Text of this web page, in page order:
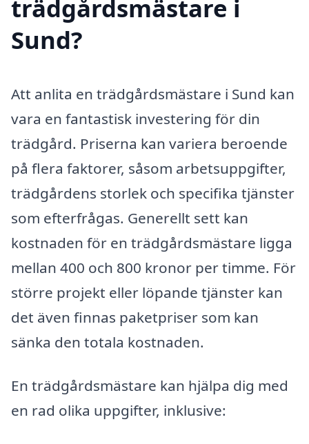
trädgårdsmästare i
Sund?
Att anlita en trädgårdsmästare i Sund kan
vara en fantastisk investering för din
trädgård. Priserna kan variera beroende
på flera faktorer, såsom arbetsuppgifter,
trädgårdens storlek och specifika tjänster
som efterfrågas. Generellt sett kan
kostnaden för en trädgårdsmästare ligga
mellan 400 och 800 kronor per timme. För
större projekt eller löpande tjänster kan
det även finnas paketpriser som kan
sänka den totala kostnaden.
En trädgårdsmästare kan hjälpa dig med
en rad olika uppgifter, inklusive: